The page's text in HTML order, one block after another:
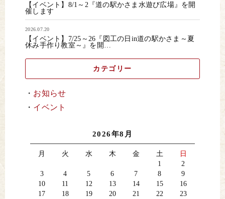
【イベント】8/1～2『道の駅かさま水遊び広場』を開
催します
2026.07.20
【イベント】7/25～26『図工の日in道の駅かさま～夏
休み手作り教室～』を開…
カテゴリー
お知らせ
イベント
2026年8月
月 火 水 木 金 土
日
1
2
3
4 5 6 7 8
9
10
11 12 13 14 15
16
17
18 19 20 21 22
23